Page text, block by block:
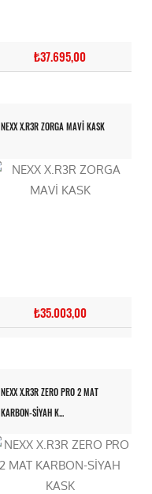
₺37.695,00
NEXX X.R3R ZORGA MAVİ KASK
₺35.003,00
NEXX X.R3R ZERO PRO 2 MAT
KARBON-SİYAH K...